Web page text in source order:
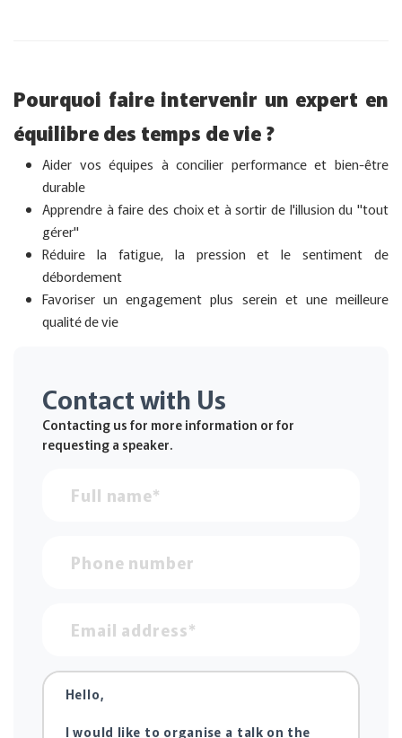
Pourquoi faire intervenir un expert en
équilibre des temps de vie ?
Aider vos équipes à concilier performance et bien-être
durable
Apprendre à faire des choix et à sortir de l'illusion du "tout
gérer"
Réduire la fatigue, la pression et le sentiment de
débordement
Favoriser un engagement plus serein et une meilleure
qualité de vie
Contact with Us
Contacting us for more information or for
requesting a speaker.